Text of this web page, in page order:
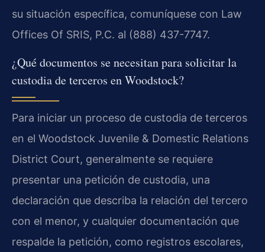
su situación específica, comuníquese con Law
Offices Of SRIS, P.C. al (888) 437-7747.
¿Qué documentos se necesitan para solicitar la
custodia de terceros en Woodstock?
Para iniciar un proceso de custodia de terceros
en el Woodstock Juvenile & Domestic Relations
District Court, generalmente se requiere
presentar una petición de custodia, una
declaración que describa la relación del tercero
con el menor, y cualquier documentación que
respalde la petición, como registros escolares,